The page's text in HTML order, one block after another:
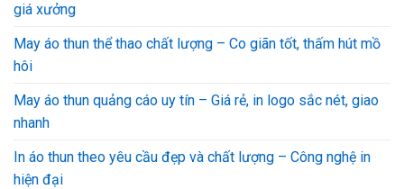
giá xưởng
May áo thun thể thao chất lượng – Co giãn tốt, thấm hút mồ
hôi
May áo thun quảng cáo uy tín – Giá rẻ, in logo sắc nét, giao
nhanh
In áo thun theo yêu cầu đẹp và chất lượng – Công nghệ in
hiện đại